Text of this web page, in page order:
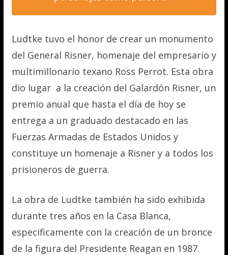
Ludtke tuvo el honor de crear un monumento
del General Risner, homenaje del empresario y
multimillonario texano Ross Perrot. Esta obra
dio lugar a la creación del Galardón Risner, un
premio anual que hasta el día de hoy se
entrega a un graduado destacado en las
Fuerzas Armadas de Estados Unidos y
constituye un homenaje a Risner y a todos los
prisioneros de guerra.
La obra de Ludtke también ha sido exhibida
durante tres años en la Casa Blanca,
especificamente con la creación de un bronce
de la figura del Presidente Reagan en 1987.